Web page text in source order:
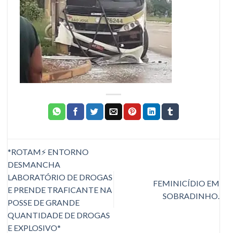
*ROTAM⚡ ENTORNO
DESMANCHA
LABORATÓRIO DE DROGAS
E PRENDE TRAFICANTE NA
POSSE DE GRANDE
QUANTIDADE DE DROGAS
E EXPLOSIVO*
FEMINICÍDIO EM
SOBRADINHO.